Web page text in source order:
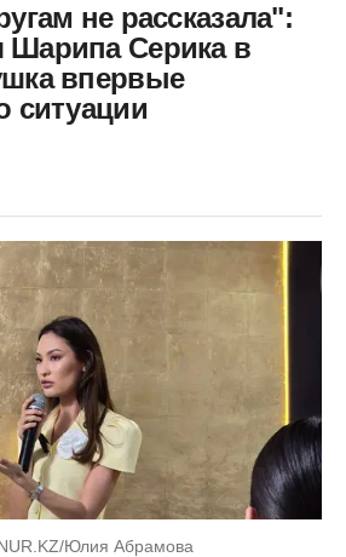
не рассказала":
Шарипа Серика в
впервые
ситуации
Юлия Абрамова